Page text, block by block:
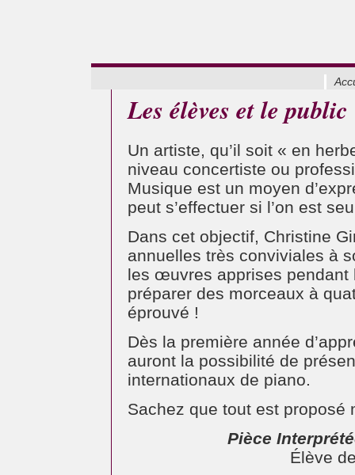
Les élèves et le public
Un artiste, qu’il soit « en
niveau concertiste ou
Musique est un moyen
peut s’effectuer si l’on est
Dans cet objectif, Christine
annuelles très conviviales à
les œuvres apprises pendant
préparer des morceaux à
éprouvé !
Dès la première année
auront la possibilité de
internationaux de piano.
Sachez que tout est proposé
Pièce
Élève